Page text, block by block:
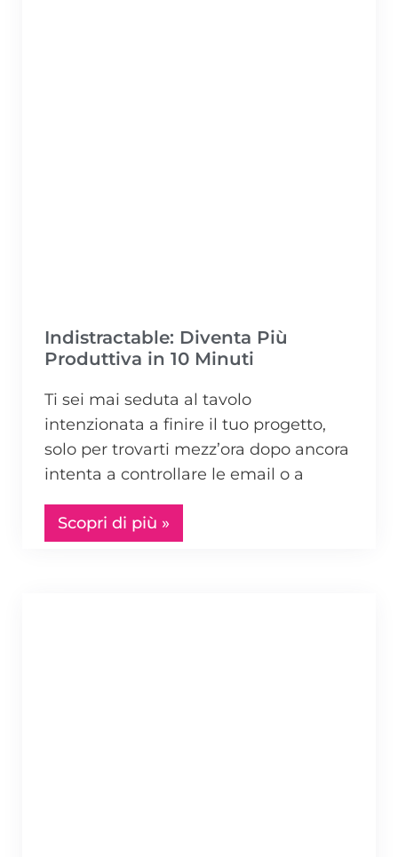
Indistractable: Diventa Più
Produttiva in 10 Minuti
Ti sei mai seduta al tavolo
intenzionata a finire il tuo progetto,
solo per trovarti mezz’ora dopo ancora
intenta a controllare le email o a
Scopri di più »